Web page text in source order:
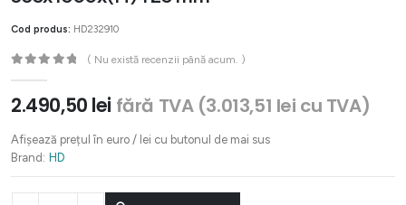
Cod produs: HD232910
( Nu există recenzii până acum. )
2.490,50 lei fără TVA (3.013,51 lei cu TVA)
Afișează prețul în euro / lei cu butonul de mai sus
Brand: HD